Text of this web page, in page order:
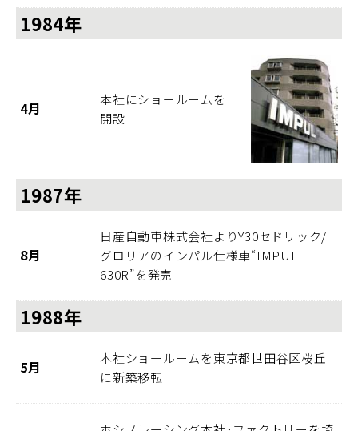
1984年
4月
本社にショールームを
開設
1987年
8月
日産自動車株式会社よりY30セドリック/
グロリアのインパル仕様車“IMPUL
630R”を発売
1988年
5月
本社ショールームを東京都世田谷区桜丘
に新築移転